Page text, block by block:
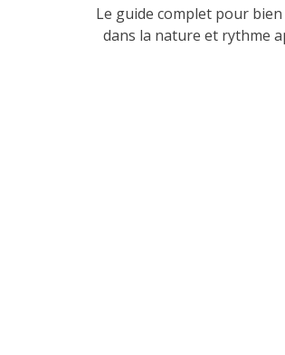
Le guide complet pour
dans la nature et rythme